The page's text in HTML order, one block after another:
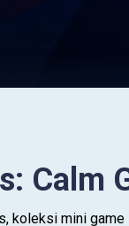
Calm
koleksi mini